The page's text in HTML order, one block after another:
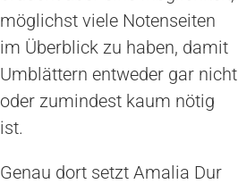
möglichst viele Notenseiten
im Überblick zu haben, damit
Umblättern entweder gar nicht
oder zumindest kaum nötig
ist.
Genau dort setzt Amalia Dur